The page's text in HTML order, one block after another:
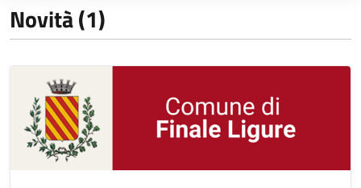
Novità (1)